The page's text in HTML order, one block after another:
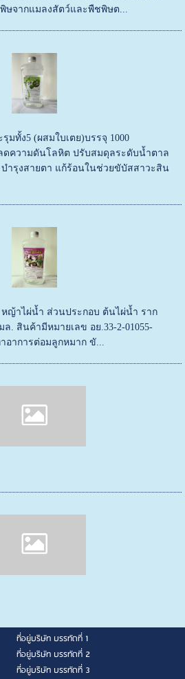
จากแมลงสัตว์และพืชพิษต...
ทั้ง5 (ผสมใบเตย)บรรจุ 1000
ดความดันโลหิต ปรับสมดุลระดับน้ำตาล
ำรุงสายตา แก้ร้อนในช่วยขับัสสาวะสิน
ญ้าไผ่น้ำ ส่วนประกอบ ต้นไผ่น้ำ ราก
ล. สินค้ามีหมายเลข อย.33-2-01055-
อาการต่อมลูกหมาก ขั...
ที่อยู่บริษัท บรรทัดที่ 1
ที่อยู่บริษัท บรรทัดที่ 2
ที่อยู่บริษัท บรรทัดที่ 3